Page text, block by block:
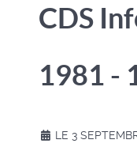
CDS
1981 -
LE 3